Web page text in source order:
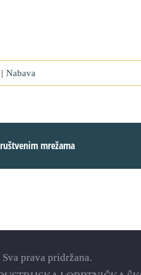
| Nabava
mrežama
prava pridržana.